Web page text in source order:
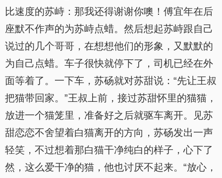
比速度的苏峙：那我还得谢谢你噢！傅宜年在后
座默不作声的为苏峙点蜡。然后想起苏峙跟自己
说过的几个哥哥，在想想他们的形象，又默默的
为自己点蜡。车子很快就停下了，司机已经在外
面等着了。一下车，苏砀就对苏甜说：“先让王叔
把猫带回家。”王叔上前，接过苏甜怀里的猫猫，
放进一个猫笼里，准备好之后就驱车离开。见苏
甜恋恋不舍望着白猫离开的方向，苏砀发出一声
轻笑，不过想着那白猫干净纯白的样子，心下了
然，这么爱干净的猫，他也讨厌不起来。“放心，